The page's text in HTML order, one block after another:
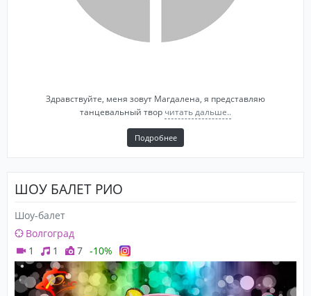
Здравствуйте, меня зовут Магдалена, я представляю
танцевальный твор читать дальше..
Подробнее
ШОУ БАЛЕТ РИО
Шоу-балет
Волгоград
1
1 7 -10%